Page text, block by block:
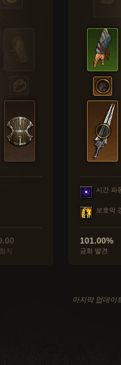
치
시간 파
보호막
101.00%
금화 발견
마지막 업데이